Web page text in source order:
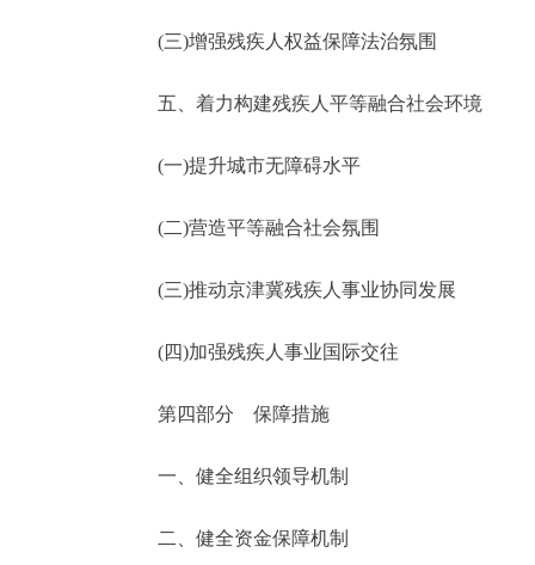
(三)增强残疾人权益保障法治氛围
五、着力构建残疾人平等融合社会环境
(一)提升城市无障碍水平
(二)营造平等融合社会氛围
(三)推动京津冀残疾人事业协同发展
(四)加强残疾人事业国际交往
第四部分 保障措施
一、健全组织领导机制
二、健全资金保障机制